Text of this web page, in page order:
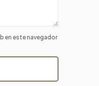
en este navegador